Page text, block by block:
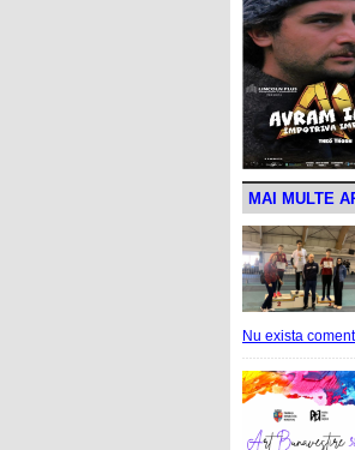
MAI MULTE
Nu exista